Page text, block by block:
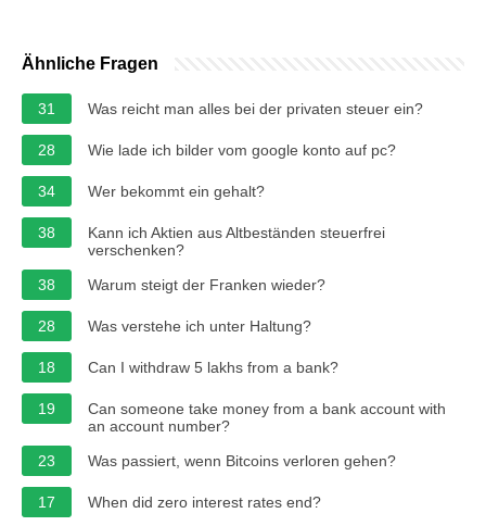
Ähnliche Fragen
31 Was reicht man alles bei der privaten steuer ein?
28 Wie lade ich bilder vom google konto auf pc?
34 Wer bekommt ein gehalt?
38
Kann ich Aktien aus Altbeständen steuerfrei
verschenken?
38
Warum steigt der Franken wieder?
28 Was verstehe ich unter Haltung?
18 Can I withdraw 5 lakhs from a bank?
19
Can someone take money from a bank account with
an account number?
23
Was passiert, wenn Bitcoins verloren gehen?
17 When did zero interest rates end?